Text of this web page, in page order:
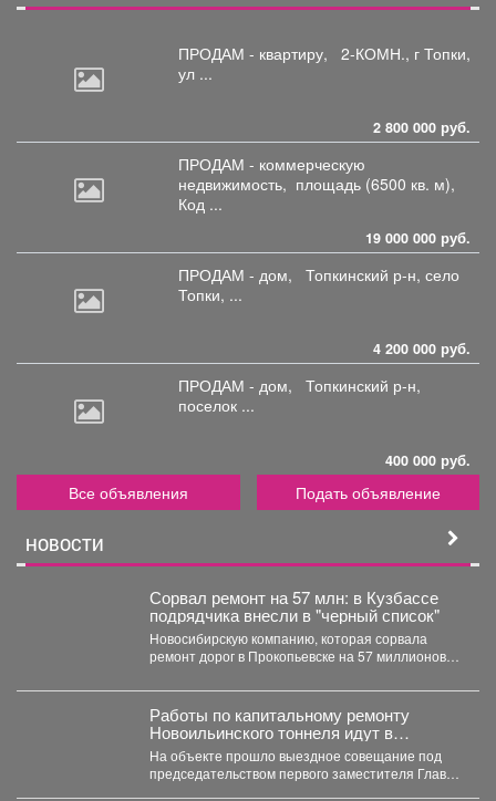
ПРОДАМ - квартиру,
2-КОМН., г Топки,
ул ...
2 800 000 руб.
ПРОДАМ - коммерческую
недвижимость, площадь (6500 кв. м),
Код ...
19 000 000 руб.
ПРОДАМ - дом,
Топкинский р-н, село
Топки, ...
4 200 000 руб.
ПРОДАМ - дом,
Топкинский р-н,
поселок ...
400 000 руб.
Все объявления Подать объявление
НОВОСТИ
Сорвал ремонт на 57 млн: в Кузбассе
подрядчика внесли в "черный список"
Новосибирскую компанию, которая сорвала
ремонт дорог в Прокопьевске на 57 миллионов
Работы по капитальному ремонту
Новоильинского тоннеля идут в
соответствии с графиком
На объекте прошло выездное совещание под
председательством первого заместителя Главы